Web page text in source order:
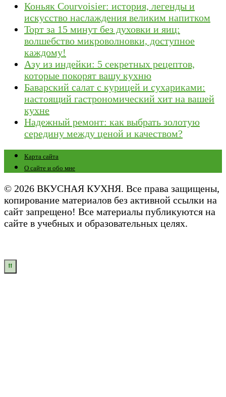
Коньяк Courvoisier: история, легенды и
искусство наслаждения великим напитком
Торт за 15 минут без духовки и яиц:
волшебство микроволновки, доступное
каждому!
Азу из индейки: 5 секретных рецептов,
которые покорят вашу кухню
Баварский салат с курицей и сухариками:
настоящий гастрономический хит на вашей
кухне
Надежный ремонт: как выбрать золотую
середину между ценой и качеством?
Карта сайта
О сайте и обо мне
© 2026 ВКУСНАЯ КУХНЯ. Все права защищены,
копирование материалов без активной ссылки на
сайт запрещено! Все материалы публикуются на
сайте в учебных и образовательных целях.